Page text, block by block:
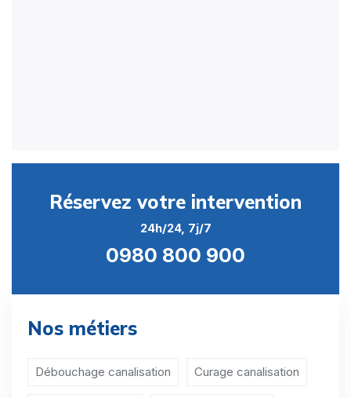
Réservez votre intervention
24h/24, 7j/7
0980 800 900
Nos métiers
Débouchage canalisation Curage canalisation